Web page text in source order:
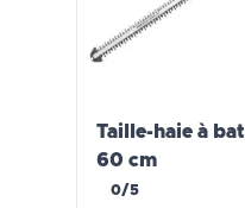
Taille-haie à
60 cm
0/5